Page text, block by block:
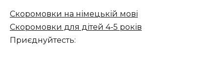
Cкоромовки на німецькій мові
Скоромовки для дітей 4-5 років
Приєднуйтесть: